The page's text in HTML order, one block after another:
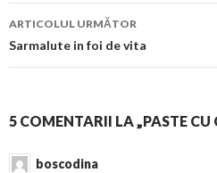
articol
ARTICOLUL URMĂTOR
Sarmalute in foi de vita
5 COMENTARII LA „PASTE CU
boscodina